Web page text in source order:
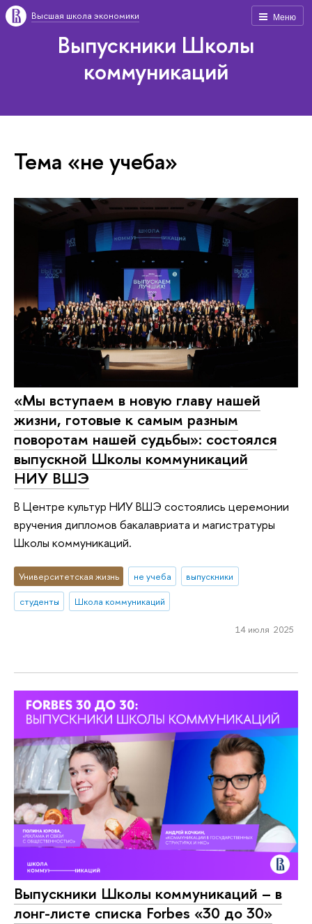
Меню
Высшая школа экономики
Выпускники Школы
коммуникаций
Тема «не учеба»
«Мы вступаем в новую главу нашей
жизни, готовые к самым разным
поворотам нашей судьбы»: состоялся
выпускной Школы коммуникаций
НИУ ВШЭ
В Центре культур НИУ ВШЭ состоялись церемонии
вручения дипломов бакалавриата и магистратуры
Школы коммуникаций.
Университетская жизнь не учеба
выпускники
студенты
Школа коммуникаций
14 июля 2025
Выпускники Школы коммуникаций – в
лонг-листе списка Forbes «30 до 30»